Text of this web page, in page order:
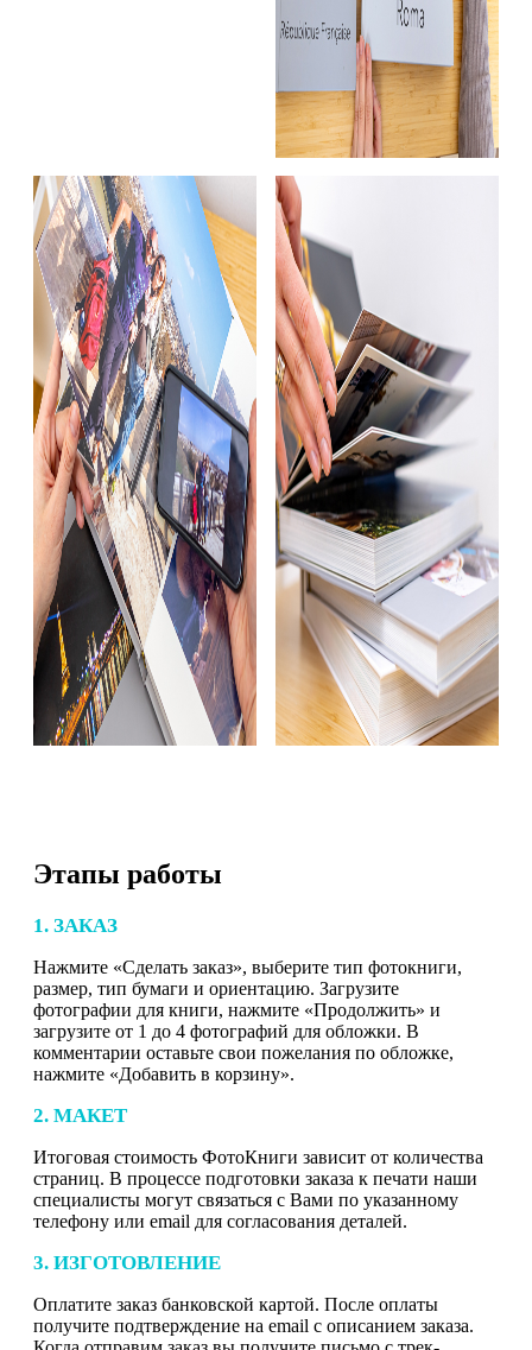
Этапы работы
1. ЗАКАЗ
Нажмите «Сделать заказ», выберите тип фотокниги,
размер, тип бумаги и ориентацию. Загрузите
фотографии для книги, нажмите «Продолжить» и
загрузите от 1 до 4 фотографий для обложки. В
комментарии оставьте свои пожелания по обложке,
нажмите «Добавить в корзину».
2. МАКЕТ
Итоговая стоимость ФотоКниги зависит от количества
страниц. В процессе подготовки заказа к печати наши
специалисты могут связаться с Вами по указанному
телефону или email для согласования деталей.
3. ИЗГОТОВЛЕНИЕ
Оплатите заказ банковской картой. После оплаты
получите подтверждение на email с описанием заказа.